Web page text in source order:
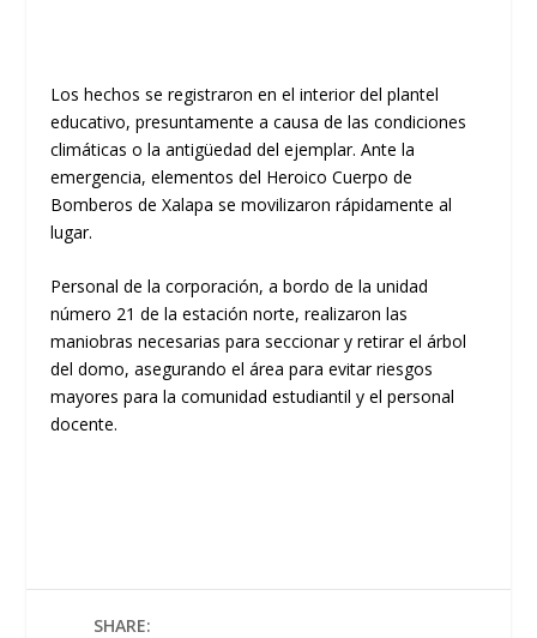
Los hechos se registraron en el interior del plantel
educativo, presuntamente a causa de las condiciones
climáticas o la antigüedad del ejemplar. Ante la
emergencia, elementos del Heroico Cuerpo de
Bomberos de Xalapa se movilizaron rápidamente al
lugar.
Personal de la corporación, a bordo de la unidad
número 21 de la estación norte, realizaron las
maniobras necesarias para seccionar y retirar el árbol
del domo, asegurando el área para evitar riesgos
mayores para la comunidad estudiantil y el personal
docente.
SHARE: